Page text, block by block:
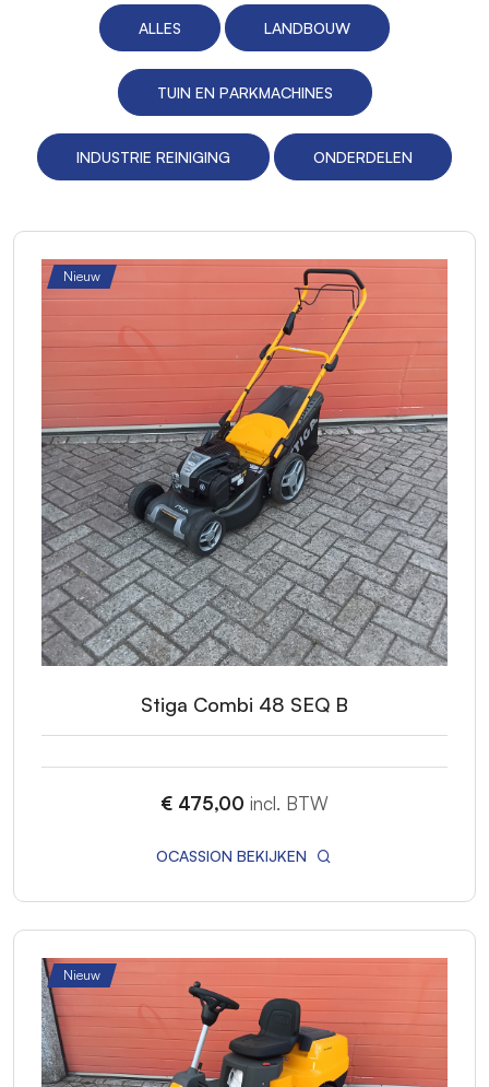
ALLES LANDBOUW
TUIN EN PARKMACHINES
INDUSTRIE REINIGING ONDERDELEN
Nieuw
Stiga Combi 48 SEQ B
€ 475,00 incl. BTW
OCASSION BEKIJKEN
Nieuw